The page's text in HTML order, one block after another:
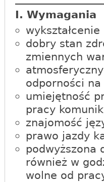
I. Wymagania
dobry stan
zmiennych
odporności
umiejętność
pracy
znajomość
prawo jazdy
podwyższona
również w
wolne od